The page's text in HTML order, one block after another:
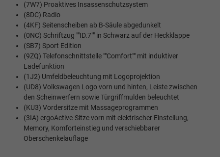
(7W7) Proaktives Insassenschutzsystem
(8DC) Radio
(4KF) Seitenscheiben ab B-Säule abgedunkelt
(0NC) Schriftzug ""ID.7"" in Schwarz auf der Heckklappe
(SB7) Sport Edition
(9ZQ) Telefonschnittstelle ""Comfort"" mit induktiver
Ladefunktion
(1J2) Umfeldbeleuchtung mit Logoprojektion
(UD8) Volkswagen Logo vorn und hinten, Leiste zwischen
den Scheinwerfern sowie Türgriffmulden beleuchtet
(KU3) Vordersitze mit Massageprogrammen
(3IA) ergoActive-Sitze vorn mit elektrischer Einstellung,
Memory, Komforteinstieg und verschiebbarer
Oberschenkelauflage